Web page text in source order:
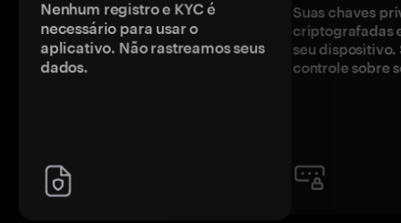
Nenhum registro e KYC é
necessário para usar o
aplicativo. Não rastreamos seus
dados.
Suas chaves
criptografadas
seu dispositivo.
controle sobre